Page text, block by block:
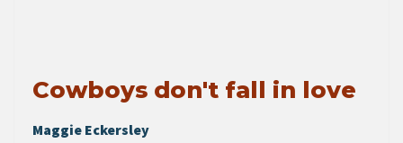
Cowboys don't fall in love
Maggie Eckersley